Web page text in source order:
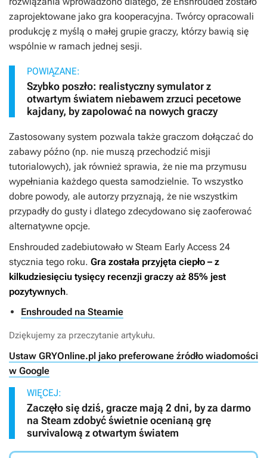
zaprojektowane jako gra kooperacyjna. Twórcy opracowali
produkcję z myślą o małej grupie graczy, którzy bawią się
wspólnie w ramach jednej sesji.
POWIĄZANE:
Szybko poszło: realistyczny symulator z
otwartym światem niebawem zrzuci pecetowe
kajdany, by zapolować na nowych graczy
Zastosowany system pozwala także graczom dołączać do
zabawy późno (np. nie muszą przechodzić misji
tutorialowych), jak również sprawia, że nie ma przymusu
wypełniania każdego questa samodzielnie. To wszystko
dobre powody, ale autorzy przyznają, że nie wszystkim
przypadły do gusty i dlatego zdecydowano się zaoferować
alternatywne opcje.
Enshrouded zadebiutowało w Steam Early Access 24
stycznia tego roku. Gra została przyjęta ciepło – z
kilkudziesięciu tysięcy recenzji graczy aż 85% jest
pozytywnych.
Enshrouded na Steamie
Dziękujemy za przeczytanie artykułu.
Ustaw GRYOnline.pl jako preferowane źródło wiadomości
w Google
WIĘCEJ:
Zaczęło się dziś, gracze mają 2 dni, by za darmo
na Steam zdobyć świetnie ocenianą grę
survivalową z otwartym światem